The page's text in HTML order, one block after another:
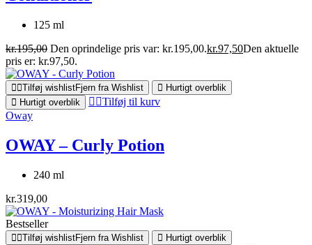
125 ml
kr.195,00 Den oprindelige pris var: kr.195,00.kr.97,50Den aktuelle
pris er: kr.97,50.
Tilføj wishlistFjern fra Wishlist
Hurtigt overblik
Hurtigt overblik
Tilføj til kurv
Oway
OWAY – Curly Potion
240 ml
kr.319,00
Bestseller
Tilføj wishlistFjern fra Wishlist
Hurtigt overblik